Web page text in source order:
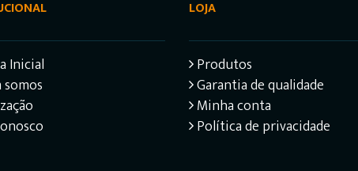
Inicial
LOJA
Produtos
Garantia de qualidade
Minha conta
Política de privacidade